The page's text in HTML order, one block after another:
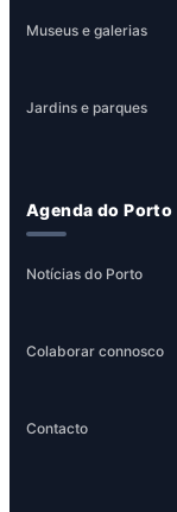
Museus e galerias
Jardins e parques
Agenda do Porto
Notícias do Porto
Colaborar connosco
Contacto